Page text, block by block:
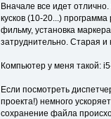
Вначале все идет
кусков (10-20...)
фильму, установка
затруднительно. Старая и
Компьютер у меня такой:
Если посмотреть
проекта!) немного
сохранение файла